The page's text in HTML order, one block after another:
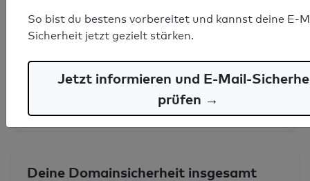
SPF-Record gefunden
Syntaxprüfung: 0 Fehler
Deine Domainsicherheit insgesamt
So bist du bestens vorbereitet und kannst deine E-
Sicherheit jetzt gezielt stärken.
Jetzt informieren und E-Mail-
prüfen →